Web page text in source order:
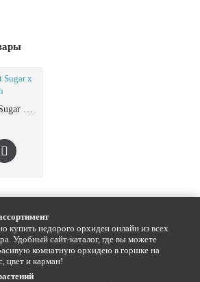
Phal. Brother Sweet Sugar x Tetraspis Green
купить недорого орхидеи онлайн из всех
Удобный сайт-каталог, где вы можете
комнатную орхидею в горшке на
цвет и карман!